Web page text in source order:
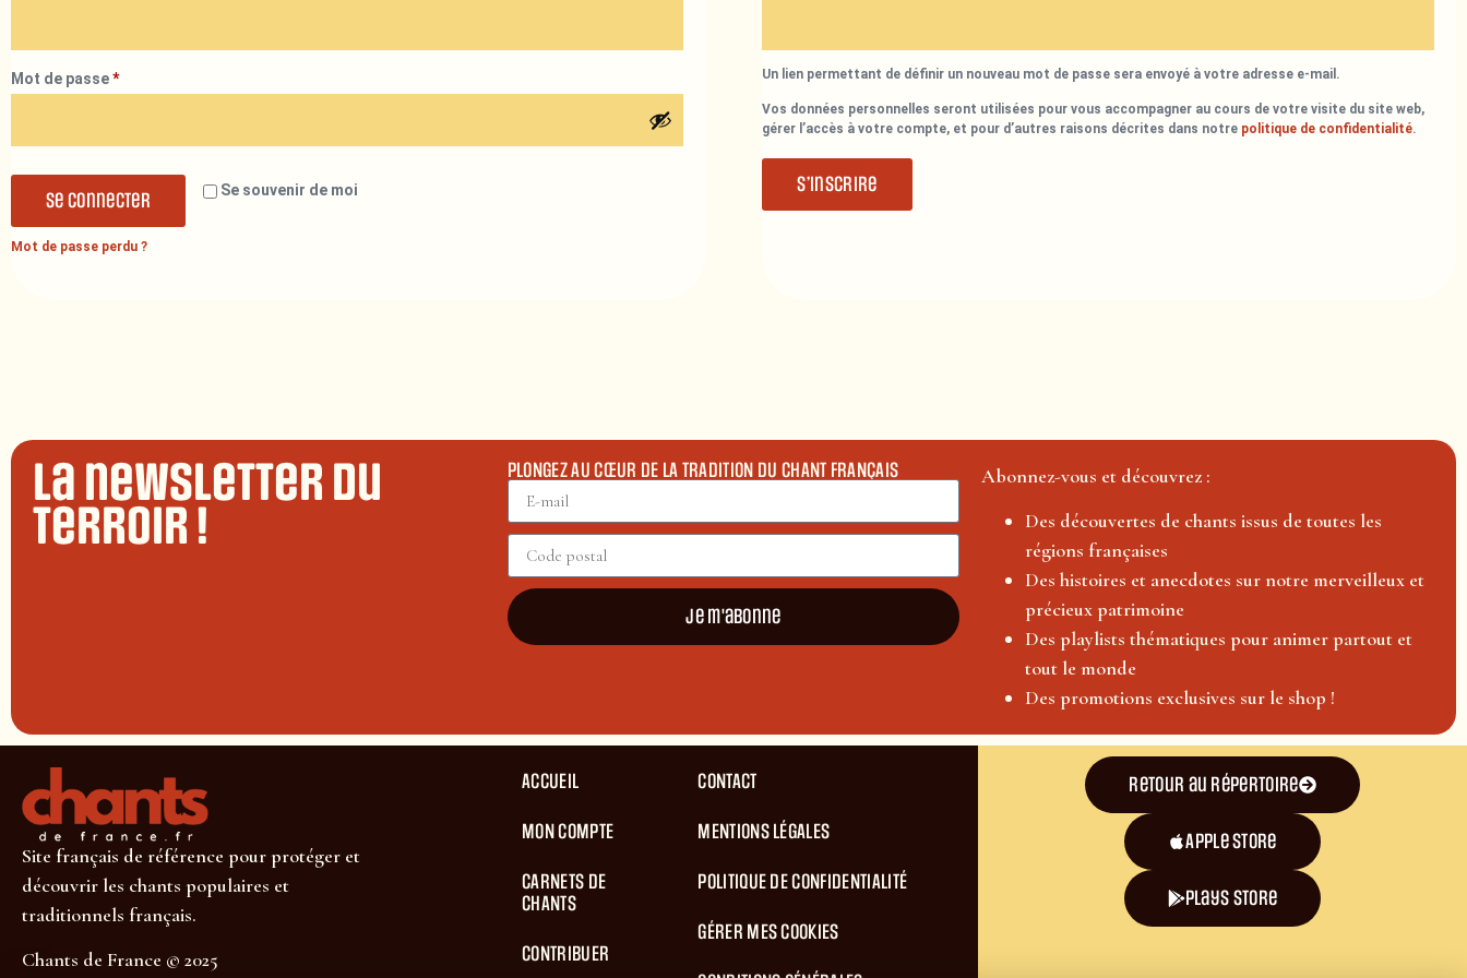
Mot de passe*
Se souvenir de moi
Se connecter
Mot de passe perdu ?
Un lien permettant de définir un nouveau mot de passe sera envoyé à votre adresse e-mail.
Vos données personnelles seront utilisées pour vous accompagner au cours de votre visite du site web,
gérer l’accès à votre compte, et pour d’autres raisons décrites dans notre politique de confidentialité.
S’inscrire
La newsletter du
terroir !
PLONGEZ AU CŒUR DE LA TRADITION DU CHANT FRANÇAIS
Je m'abonne
Abonnez-vous et découvrez :
Des découvertes de chants issus de toutes les
régions françaises
Des histoires et anecdotes sur notre merveilleux et
précieux patrimoine
Des playlists thématiques pour animer partout et
tout le monde
Des promotions exclusives sur le shop !
Site français de référence pour protéger et
découvrir les chants populaires et
traditionnels français.
Chants de France © 2025
ACCUEIL
MON COMPTE
CARNETS DE
CHANTS
CONTRIBUER
CONTACT
MENTIONS LÉGALES
POLITIQUE DE CONFIDENTIALITÉ
GÉRER MES COOKIES
Retour au répertoire
Apple Store
plays store